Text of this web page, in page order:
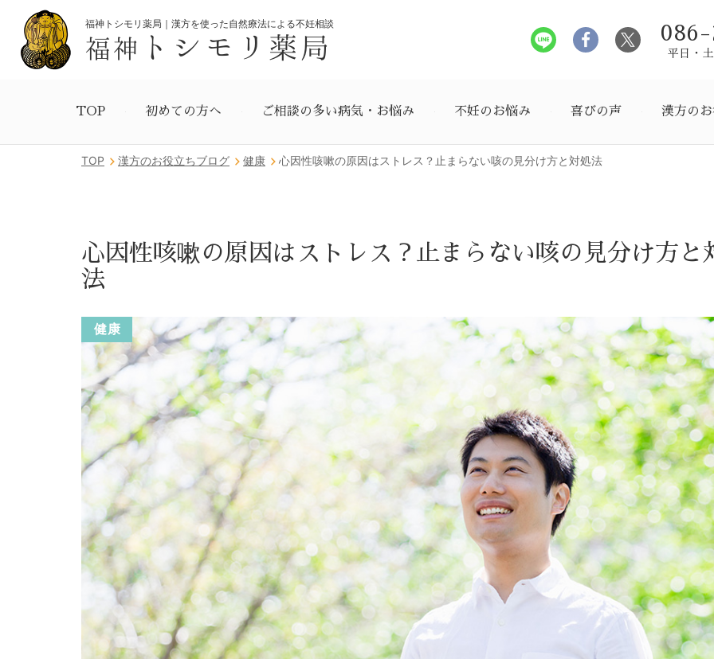
福神トシモリ薬局｜漢方を使った自然療法による不妊相談
福神 トシモリ薬局 平日・
TOP 初めての方へ ご相談の多い病気・お悩み 不妊のお悩み 喜びの声 漢方の
TOP 漢方のお役立ちブログ 健康 心因性咳嗽の原因はストレス？止まらない咳の見分け方と対処法
心因性咳嗽の原因はストレス？止まらない咳の見分け方と
法
健康